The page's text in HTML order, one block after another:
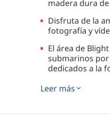
madera dura de
Disfruta de la
fotografía y
El área de
submarinos por
dedicados a la
Explora estos
Leer más